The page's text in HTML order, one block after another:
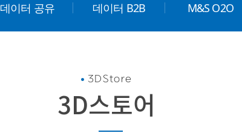
데이터 공유 데이터 B2B M&S O2O
3DStore
3D스토어